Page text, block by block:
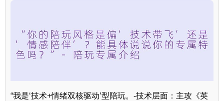
“我是‘技术+情绪双核驱动’型陪玩。-技术层面：主攻《英